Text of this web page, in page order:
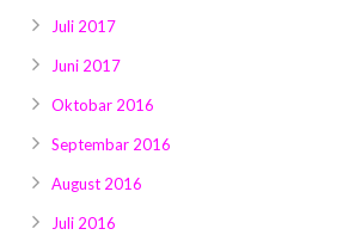
Juli 2017
Juni 2017
Oktobar 2016
Septembar 2016
August 2016
Juli 2016